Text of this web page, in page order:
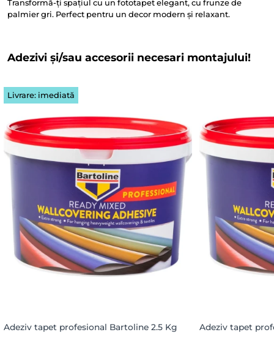
Transformă-ți spațiul cu un fototapet elegant, cu frunze de
palmier gri. Perfect pentru un decor modern și relaxant.
Adezivi și/sau accesorii necesari montajului!
Livrare: imediată
Adeziv tapet profesional Bartoline 2.5 Kg Adeziv tapet